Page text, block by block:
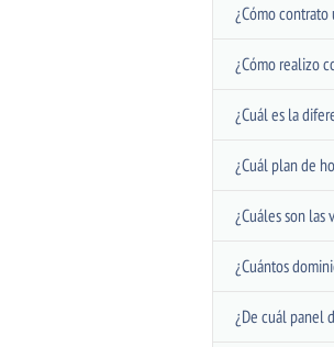
¿Cómo
¿Cómo realizo
¿Cuál es la
¿Cuál plan de
¿Cuáles son las
¿Cuántos
¿De cuál panel